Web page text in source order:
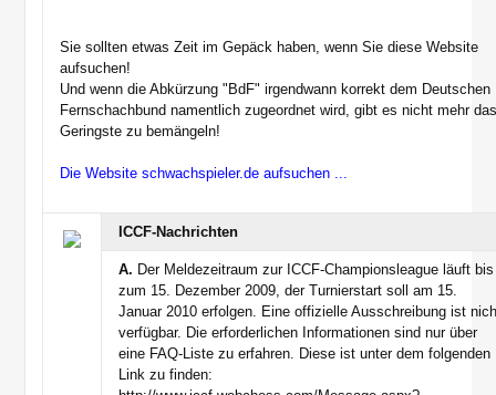
Sie sollten etwas Zeit im Gepäck haben, wenn Sie diese Website
aufsuchen!
Und wenn die Abkürzung "BdF" irgendwann korrekt dem Deutschen
Fernschachbund namentlich zugeordnet wird, gibt es nicht mehr
Geringste zu bemängeln!
Die Website schwachspieler.de aufsuchen ...
ICCF-Nachrichten
A. Der Meldezeitraum zur ICCF-Championsleague läuft bis
zum 15. Dezember 2009, der Turnierstart soll am 15.
Januar 2010 erfolgen. Eine offizielle Ausschreibung ist
verfügbar. Die erforderlichen Informationen sind nur über
eine FAQ-Liste zu erfahren. Diese ist unter dem folgenden
Link zu finden: